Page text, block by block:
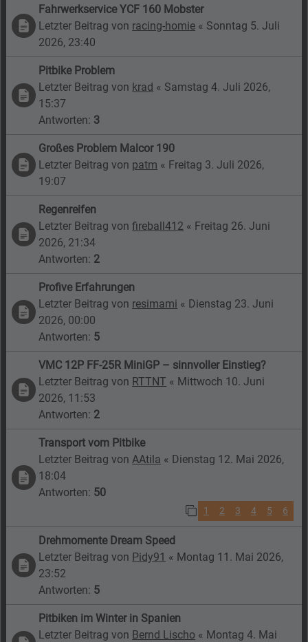
Fahrwerkservice YCF 160 Mobster
Letzter Beitrag von racing-homie « Sonntag 5. Juli
2026, 23:40
Pitbike Problem
Letzter Beitrag von krad « Samstag 4. Juli 2026,
15:37
Antworten: 3
Großes Problem Malcor 190
Letzter Beitrag von patm « Freitag 3. Juli 2026,
19:07
Regenreifen
Letzter Beitrag vonfireball412 « Freitag 26. Juni
2026, 21:34
Antworten: 2
Profive Erfahrungen
Letzter Beitrag von resimami « Dienstag 23. Juni
2026, 00:00
Antworten: 5
VMC 12P FF-25R MiniGP – sinnvoller Einstieg?
Letzter Beitrag von RTTNT « Mittwoch 10. Juni
2026, 11:53
Antworten: 2
Transport vom Pitbike
Letzter Beitrag von AAtila « Dienstag 12. Mai 2026,
18:04
Antworten: 50
1 2 3 4 5 6
Drehmomente Dream Speed
Letzter Beitrag von Pidy91 « Montag 11. Mai 2026,
23:52
Antworten: 5
Pitbiken im Winter in Spanien
Letzter Beitrag von Bernd Lischo « Montag 4. Mai